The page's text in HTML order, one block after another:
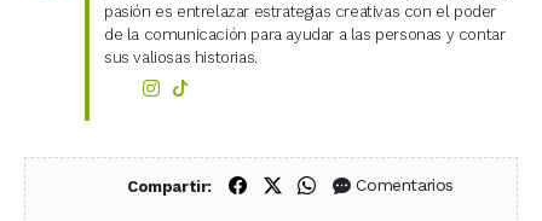
pasión es entrelazar estrategias creativas con el poder
de la comunicación para ayudar a las personas y contar
sus valiosas historias.
Compartir: Compartir en Facebook
Compartir en X (Twitter)
Compartir en WhatsApp
Comentarios